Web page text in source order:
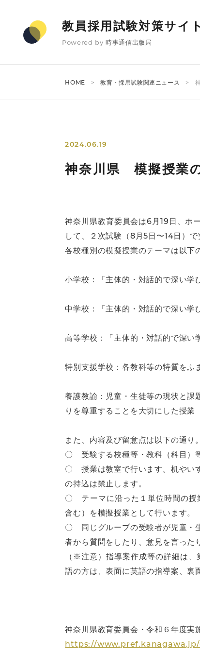
教員採用試験対策サイト
Powered by 時事通信出版局
HOME 教育・採用試験関連ニュース
2024.06.19
神奈川県 模擬授業
神奈川県教育委員会は6月19日、
して、２次試験（8月5日〜14日）
各校種別の模擬授業のテーマは以下
小学校：「主体的・対話的で深い学
中学校：「主体的・対話的で深い学
高等学校：「主体的・対話的で深い
特別支援学校：各教科等の特質をふ
養護教諭：児童・生徒等の現状と課
りを尊重することを大切にした授業
また、内容及び留意点は以下の通り。
〇 受験する校種等・教科（科目）
〇 授業は教室で行います。机やい
の持込は禁止します。
〇 テーマに沿った１単位時間の授
含む）を模擬授業として行います。
〇 同じグループの受験者が児童・
者から質問をしたり、意見を言った
（※注意）指導案作成等の詳細は
語の方は、表面に英語の指導案、裏
神奈川県教育委員会・令和６年度
https://